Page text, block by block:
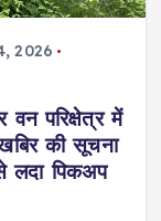
2026
परिक्षेत्र में
की सूचना
लदा पिकअप